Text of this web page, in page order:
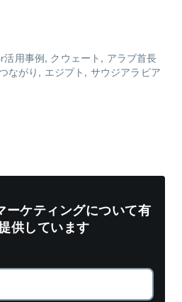
活用事例 クウェート
アラブ首長
ながり エジプト サウジアラビア
ーケティングについて有
供しています